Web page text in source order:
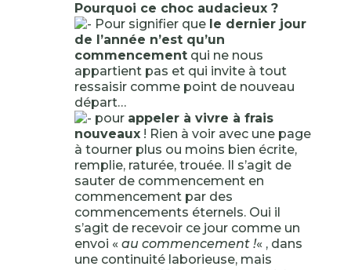
Pourquoi ce choc audacieux ?
Pour signifier que le dernier jour
de l’année n’est qu’un
commencementqui ne nous
appartient pas et qui invite à tout
ressaisir comme point de nouveau
départ…
pour appeler à vivre à frais
nouveaux! Rien à voir avec une page
à tourner plus ou moins bien écrite,
remplie, raturée, trouée. Il s’agit de
sauter de commencement en
commencement par des
commencements éternels. Oui il
s’agit de recevoir ce jour comme un
envoi « au commencement !« , dans
une continuité laborieuse, mais